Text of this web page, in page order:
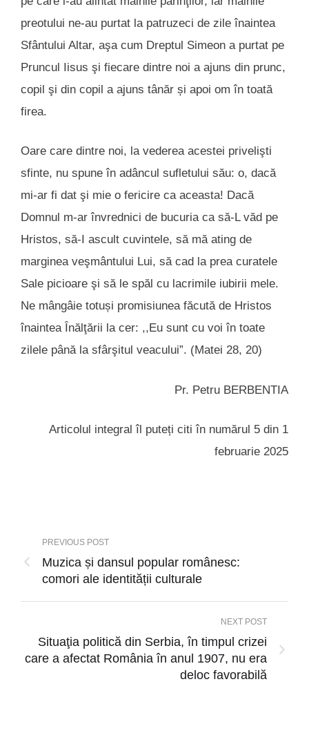
preotului ne-au purtat la patruzeci de zile înaintea
Sfântului Altar, aşa cum Dreptul Simeon a purtat pe
Pruncul Iisus şi fiecare dintre noi a ajuns din prunc,
copil şi din copil a ajuns tânăr și apoi om în toată
firea.
Oare care dintre noi, la vederea acestei privelişti
sfinte, nu spune în adâncul sufletului său: o, dacă
mi-ar fi dat şi mie o fericire ca aceasta! Dacă
Domnul m-ar învrednici de bucuria ca să-L văd pe
Hristos, să-I ascult cuvintele, să mă ating de
marginea veşmântului Lui, să cad la prea curatele
Sale picioare şi să le spăl cu lacrimile iubirii mele.
Ne mângâie totuși promisiunea făcută de Hristos
înaintea Înălţării la cer: ,,Eu sunt cu voi în toate
zilele până la sfârşitul veacului”. (Matei 28, 20)
Pr. Petru BERBENTIA
Articolul integral îl puteți citi în numărul 5 din 1
februarie 2025
PREVIOUS POST
Muzica și dansul popular românesc:
comori ale identității culturale
NEXT POST
Situaţia politică din Serbia, în timpul crizei
care a afectat România în anul 1907, nu era
deloc favorabilă